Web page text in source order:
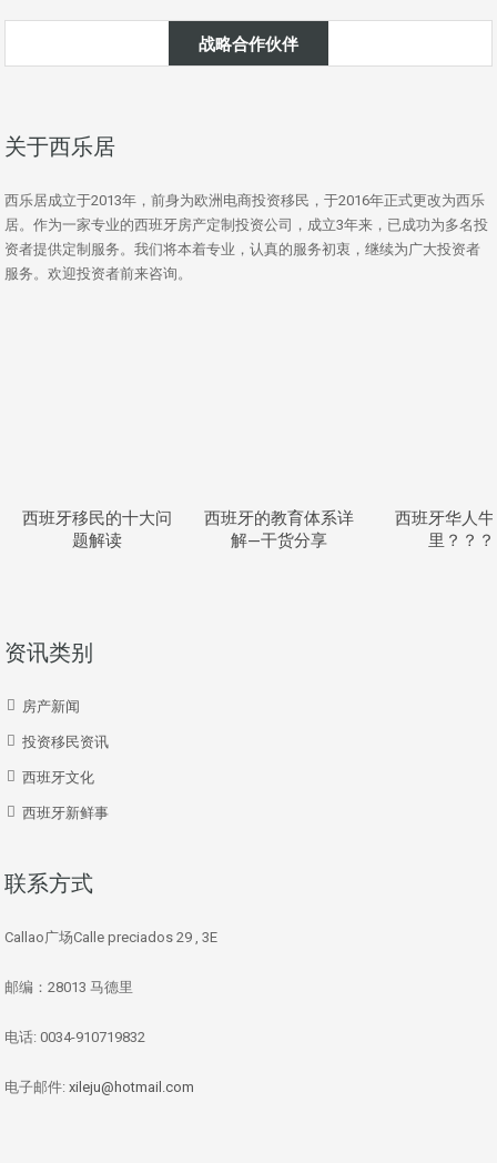
战略合作伙伴
关于西乐居
西乐居成立于2013年，前身为欧洲电商投资移民，于2016年正式更改为西乐
居。作为一家专业的西班牙房产定制投资公司，成立3年来，已成功为多名投
资者提供定制服务。我们将本着专业，认真的服务初衷，继续为广大投资者
服务。欢迎投资者前来咨询。
西班牙移民的十大问
题解读
西班牙的教育体系详
解—干货分享
西班牙华人
里？？？
资讯类别
房产新闻
投资移民资讯
西班牙文化
西班牙新鲜事
联系方式
Callao广场Calle preciados 29 , 3E
邮编：28013 马德里
电话: 0034-910719832
电子邮件: xileju@hotmail.com